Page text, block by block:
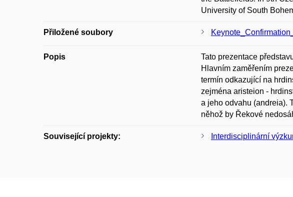
University of South
Přiložené soubory
Popis
Tato prezentace
Hlavním zaměřením
termín odkazující na
zejména aristeion -
a jeho odvahu (andreia).
něhož by Řekové
Související projekty: Interdisciplinární